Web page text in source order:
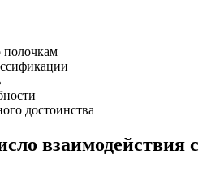
полочкам
достоинства
взаимодействия с